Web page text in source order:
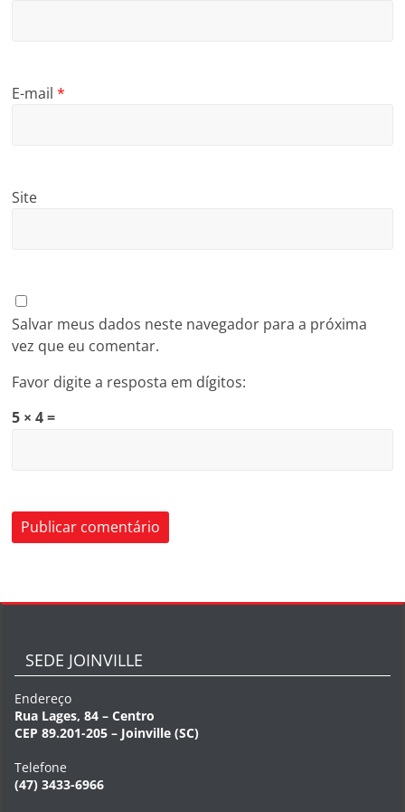
E-mail*
Site
Salvar meus dados neste navegador para a próxima
vez que eu comentar.
Favor digite a resposta em dígitos:
5 × 4 =
SEDE JOINVILLE
Endereço
Rua Lages, 84 – Centro
CEP 89.201-205 – Joinville (SC)
Telefone
(47) 3433-6966